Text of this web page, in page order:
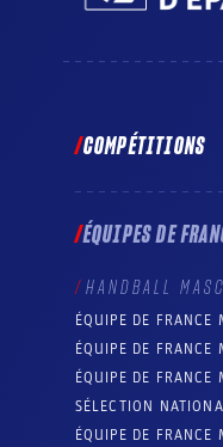
COMPÉTITIONS
ÉQUIPES DE
HANDBALL
ÉQUIPE DE FRANCE
ÉQUIPE DE FRANCE
ÉQUIPE DE FRANCE
SÉLECTION
ÉQUIPE DE FRANCE